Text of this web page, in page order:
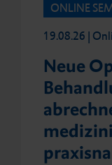
ONLINE
19.08.26 |
Neue